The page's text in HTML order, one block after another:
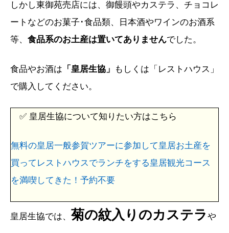
しかし東御苑売店には、御饅頭やカステラ、チョコレ
ートなどのお菓子･食品類、日本酒やワインのお酒系
等、 食品系のお土産は置いてありませんでした。
食品やお酒は 「皇居生協」
もしくは「レストハウス」
で購入してください。
✅ 皇居生協について知りたい方はこちら
無料の皇居一般参賀ツアーに参加して皇居お土産を
買ってレストハウスでランチをする皇居観光コース
を満喫してきた！予約不要
皇居生協では、 菊の紋入りのカステラ や